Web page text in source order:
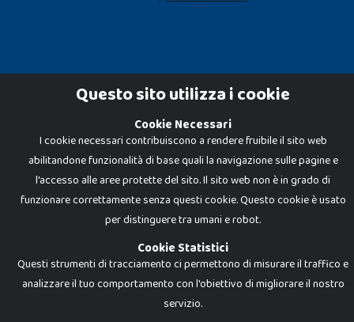
Dadi e Mattoncini è un brand di Giocabene Srl. Ogni riproduzione o utilizzo non
espressamente autorizzato è severamente vietato. Tutti i loghi, marchi,
brand elencati nel presente shop sono di proprietà dei rispettivi titolari.
I prezzi e le promozioni pubblicate potrebbero differire da quanto esposto in
negozio.
Giocabene Srl - via della Posta 8, 20123 Milano (MI)
P.IVA 02608090425 - REA AN201199 - C.S. 10.000 i.v.
Questo sito utilizza i cookie
Cookie Necessari
I cookie necessari contribuiscono a rendere fruibile il sito web
abilitandone funzionalità di base quali la navigazione sulle pagine e
l'accesso alle aree protette del sito. Il sito web non è in grado di
funzionare correttamente senza questi cookie. Questo cookie è usato
per distinguere tra umani e robot.
Cookie Statistici
Questi strumenti di tracciamento ci permettono di misurare il traffico e
analizzare il tuo comportamento con l'obiettivo di migliorare il nostro
servizio.